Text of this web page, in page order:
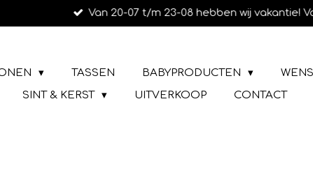
Van 20-07 t/m 23-08 hebben wij vakantie!
TASSEN BABYPRODUCTEN
SINT & KERST UITVERKOOP CONTACT